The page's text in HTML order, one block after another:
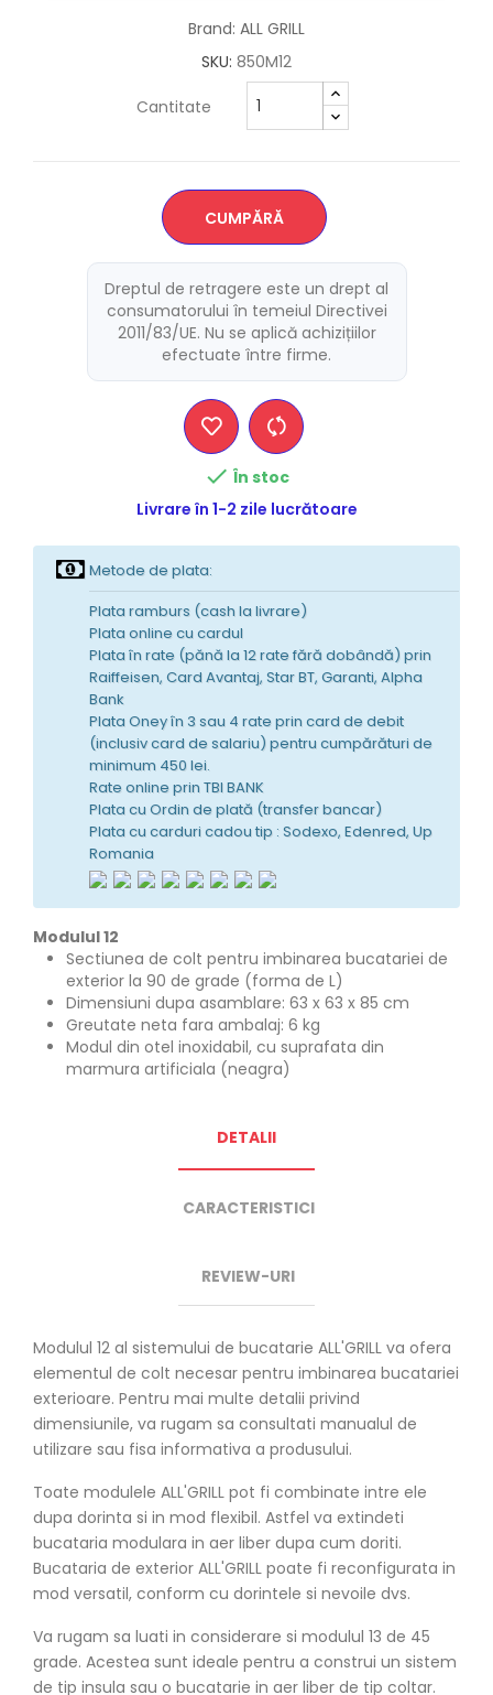
Brand: ALL GRILL
SKU: 850M12
Cantitate
CUMPĂRĂ
Dreptul de retragere este un drept al
consumatorului în temeiul Directivei
2011/83/UE. Nu se aplică achizițiilor
efectuate între firme.
 În stoc
Livrare în 1-2 zile lucrătoare
Metode de plata:
Plata ramburs (cash la livrare)
Plata online cu cardul
Plata în rate (pănă la 12 rate fără dobândă) prin
Raiffeisen, Card Avantaj, Star BT, Garanti, Alpha
Bank
Plata Oney în 3 sau 4 rate prin card de debit
(inclusiv card de salariu) pentru cumpărături de
minimum 450 lei.
Rate online prin TBI BANK
Plata cu Ordin de plată (transfer bancar)
Plata cu carduri cadou tip : Sodexo, Edenred, Up
Romania
Modulul 12
Sectiunea de colt pentru imbinarea bucatariei de
exterior la 90 de grade (forma de L)
Dimensiuni dupa asamblare: 63 x 63 x 85 cm
Greutate neta fara ambalaj: 6 kg
Modul din otel inoxidabil, cu suprafata din
marmura artificiala (neagra)
DETALII
CARACTERISTICI
REVIEW-URI
Modulul 12 al sistemului de bucatarie ALL'GRILL va ofera
elementul de colt necesar pentru imbinarea bucatariei
exterioare. Pentru mai multe detalii privind
dimensiunile, va rugam sa consultati manualul de
utilizare sau fisa informativa a produsului.
Toate modulele ALL'GRILL pot fi combinate intre ele
dupa dorinta si in mod flexibil. Astfel va extindeti
bucataria modulara in aer liber dupa cum doriti.
Bucataria de exterior ALL'GRILL poate fi reconfigurata in
mod versatil, conform cu dorintele si nevoile dvs.
Va rugam sa luati in considerare si modulul 13 de 45
grade. Acestea sunt ideale pentru a construi un sistem
de tip insula sau o bucatarie in aer liber de tip coltar.